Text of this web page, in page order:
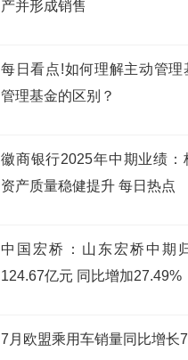
产并形成销售
每日看点!如何理解主动管理
管理基金的区别？
徽商银行2025年中期业绩：
资产质量稳健提升 每日热点
中国宏桥：山东宏桥中期
124.67亿元 同比增加27.49%
7月欧盟乘用车销量同比增长